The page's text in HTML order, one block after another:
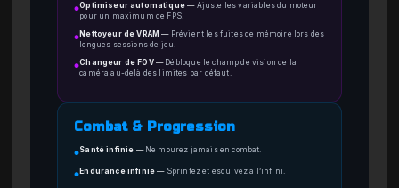
●Optimiseur automatique — Ajuste les variables du moteur
pour un maximum de FPS.
● Nettoyeur de VRAM — Prévient les fuites de mémoire lors des
longues sessions de jeu.
●Changeur de FOV— Débloque le champ de vision de la
caméra au-delà des limites par défaut.
Combat & Progression
●Santé infinie — Ne mourez jamais en combat.
● Endurance infinie — Sprintez et esquivez à l’infini.